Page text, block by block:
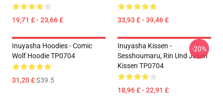
19,71 £ - 23,66 £ 33,93 £ - 39,46 £
Inuyasha Hoodies - Comic
Wolf Hoodie TP0704
31,20 £$39.5
Inuyasha Kissen -
Sesshoumaru, Rin Und Jaken
Kissen TP0704
18,96 £ - 22,91 £
-20%